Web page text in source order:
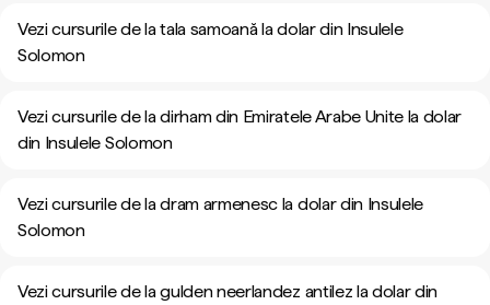
Vezi cursurile de la tala samoană la dolar din Insulele
Solomon
Vezi cursurile de la dirham din Emiratele Arabe Unite la dolar
din Insulele Solomon
Vezi cursurile de la dram armenesc la dolar din Insulele
Solomon
Vezi cursurile de la gulden neerlandez antilez la dolar din